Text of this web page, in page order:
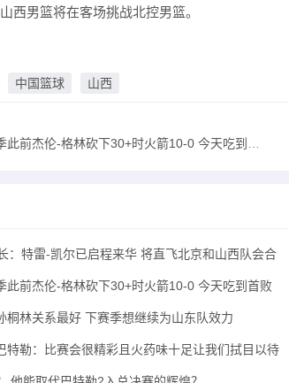
西男篮将在客场挑战北控男篮。
中国篮球 山西
前杰伦-格林砍下30+时火箭10-0 今天吃到首败
：特雷-凯尔已启程来华 将直飞北京和山西队会合
此前杰伦-格林砍下30+时火箭10-0 今天吃到首败
桐林关系最好 下赛季想继续为山东队效力
特勒：比赛会很精彩且火药味十足让我们拭目以待